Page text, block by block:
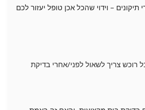
– וידוי שהכל אכן טופל יעזור לכם
רוכש צריך לשאול לפני/אחרי בדיקת